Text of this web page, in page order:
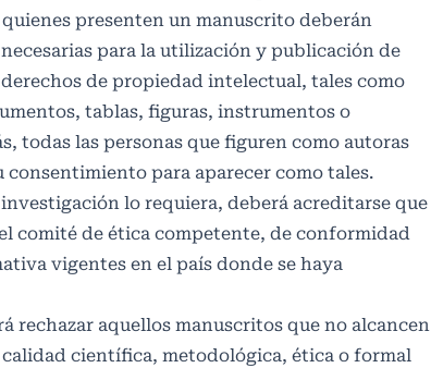
presenten un manuscrito deberán
para la utilización y publicación de
de propiedad intelectual, tales como
tablas, figuras, instrumentos o
todas las personas que figuren como autoras
para aparecer como tales.
lo requiera, deberá acreditarse que
comité de ética competente, de conformidad
vigentes en el país donde se haya
rechazar aquellos manuscritos que no alcancen
científica, metodológica, ética o formal